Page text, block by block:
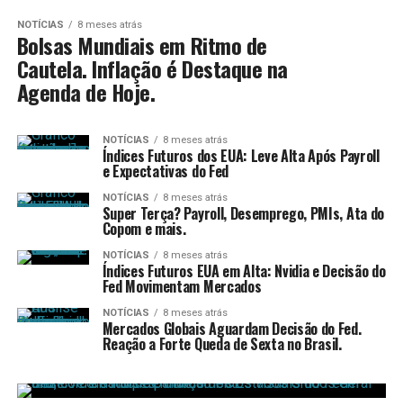
NOTÍCIAS 8 meses atrás
Bolsas Mundiais em Ritmo de
Cautela. Inflação é Destaque na
Agenda de Hoje.
NOTÍCIAS 8 meses atrás
Índices Futuros dos EUA: Leve Alta Após Payroll
e Expectativas do Fed
NOTÍCIAS 8 meses atrás
Super Terça? Payroll, Desemprego, PMIs, Ata do
Copom e mais.
NOTÍCIAS 8 meses atrás
Índices Futuros EUA em Alta: Nvidia e Decisão do
Fed Movimentam Mercados
NOTÍCIAS 8 meses atrás
Mercados Globais Aguardam Decisão do Fed.
Reação a Forte Queda de Sexta no Brasil.